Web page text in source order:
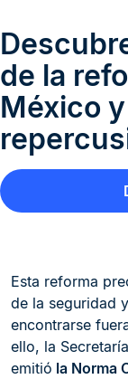
de la
México
Esta reforma
de la seguridad
encontrarse
ello, la
emitió la Norma